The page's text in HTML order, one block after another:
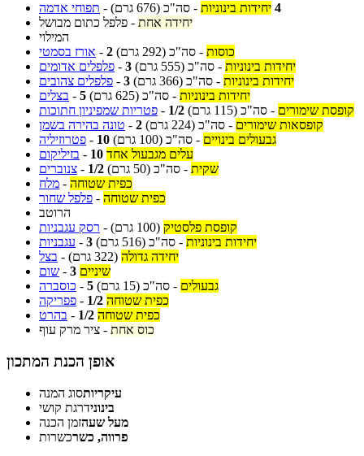
תפוחי אדמה - 4 יחידות בינוניות - סה"כ (676 גרם)
פלפל כתום מבושל - יחידה אחת
המילוי
אורז בסמטי - 2 כוסות - סה"כ (292 גרם)
פלפלים אדומים - 3 יחידות בינוניות - סה"כ (555 גרם)
פלפלים צהובים - 3 יחידות בינוניות - סה"כ (366 גרם)
בצלים - 5 יחידות בינוניות - סה"כ (625 גרם)
פטריות שמפיניון חתוכות - 1/2 קופסת שימורים - סה"כ (115 גרם)
טונה בהירה בשמן - 2 קופסאות שימורים - סה"כ (224 גרם)
פטרוזיליה - 10 גבעולים בינויים - סה"כ (100 גרם)
בזיליקום - 10 עלים מגבעול אחד
צנוברים - 1/2 שקית - סה"כ (50 גרם)
מלח - כפית שטוחה
פלפל שחור - כפית שטוחה
הרוטב
רסק עגבניות - קופסת פלסטיק (100 גרם)
עגבניות - 3 יחידות בינוניות - סה"כ (516 גרם)
בצל - יחידה גדולה (322 גרם)
שום - 3 שיניים
כוסברה - 5 גבעולים - סה"כ (15 גרם)
פפריקה - 1/2 כפית שטוחה
בהרט - 1/2 כפית שטוחה
ציר מרק עוף - כוס אחת
אופן הכנת המתכון
עיקריותסוג המנה
בינונידרגת קושי
מעל שעהזמן הכנה
פרווה, כשרכשרות